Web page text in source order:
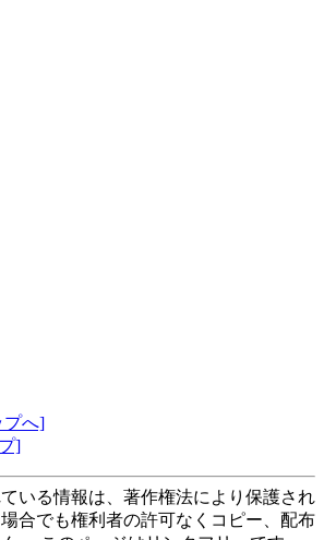
プへ]
]
いる情報は、著作権法により保護され
合でも権利者の許可なくコピー、配布